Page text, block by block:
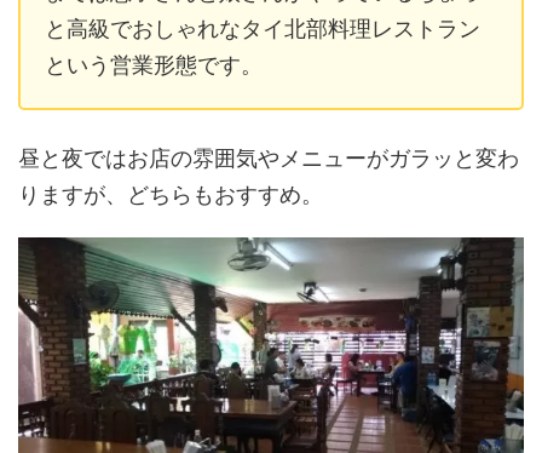
と高級でおしゃれなタイ北部料理レストラン
という営業形態です。
昼と夜ではお店の雰囲気やメニューがガラッと変わ
りますが、どちらもおすすめ。